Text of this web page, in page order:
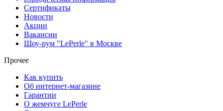
Сертификаты
Новости
Акции
Вакансии
Шоу-рум "LePerle" в Москве
Прочее
Как купить
Об интернет-магазине
Гарантии
О жемчуге LePerle